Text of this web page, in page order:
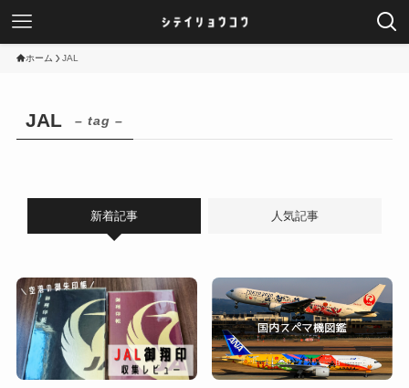
ホーム JAL
JAL – tag –
新着記事 人気記事